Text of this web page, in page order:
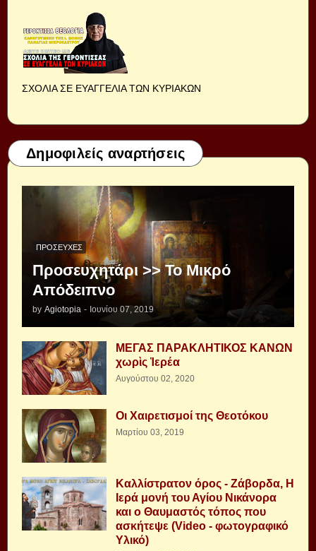
ΣΧΟΛΙΑ ΣΕ ΕΥΑΓΓΕΛΙΑ ΤΩΝ ΚΥΡΙΑΚΩΝ
Δημοφιλείς αναρτήσεις
ΠΡΟΣΕΥΧΈΣ
Προσευχητάρι >> Το Μικρό
Απόδειπνο
by Agiotopia - Ιουνίου 07, 2019
ΜΕΓΑΣ ΠΑΡΑΚΛΗΤΙΚΟΣ ΚΑΝΩΝ
χωρὶς Ἱερέα
Αυγούστου 02, 2020
Οι Χαιρετισμοί της Θεοτόκου
Μαρτίου 03, 2019
Καλλίστρατον όρος - Ζάβορδα, Η
Ιερά μονή του Αγίου Νικάνορα
και ο Θαυμαστός τόπος που
ασκήτεψε (Video - φωτογραφικό
Υλικό)